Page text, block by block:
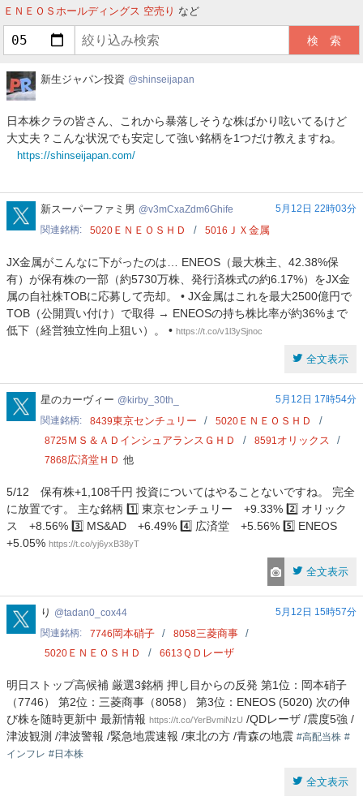
ＥＮＥＯＳホールディングス 空売り など
新
ャ
パ
ン
新生ジャパン投資 shinseijapan
日本株クラの皆さん、これから暴落しそうな株ばかり呟いてるけど
大丈夫？こんな状況でも安定して強い銘柄を1つだけ教えますね。
https://shinseijapan.com/
v3mCxaZdm6Ghife
新スーパーファミ男 v3mCxaZdm6Ghife
5月12日 22時03分
関連銘柄
5020 ＥＮＥＯＳＨＤ 5016 ＪＸ金属
JX金属がこんなに下がったのは… ENEOS（最大株主、42.38%保
有）が保有株の一部（約5730万株、発行済株式の約6.17%）をJX金
属の自社株TOBに応募して売却。 • JX金属はこれを最大2500億円で
TOB（公開買い付け）で取得 → ENEOSの持ち株比率が約36%まで
低下（経営独立性向上狙い）。 • https://t.co/v1l3ySjnoc
全文表示
kirby_30th_
星のカーヴィー kirby_30th_
5月12日 17時54分
関連銘柄
8439東京センチュリー 5020 ＥＮＥＯＳＨＤ
8725ＭＳ＆ＡＤインシュアランスＧＨＤ 8591オリックス
7868広済堂ＨＤ 他
5/12 保有株+1,108千円 投資についてはやることないですね。 完全
に放置です。 主な銘柄 1️⃣ 東京センチュリー +9.33% 2️⃣ オリック
ス +8.56% 3️⃣ MS&AD +6.49% 4️⃣ 広済堂 +5.56% 5️⃣ ENEOS
+5.05% https://t.co/yj6yxB38yT
全文表示
tadan0_cox44
り tadan0_cox44
5月12日 15時57分
関連銘柄
7746 岡本硝子 8058三菱商事
5020 ＥＮＥＯＳＨＤ 6613 ＱＤレーザ
明日ストップ高候補 厳選3銘柄 押し目からの反発 第1位：岡本硝子
（7746） 第2位：三菱商事（8058） 第3位：ENEOS (5020) 次の伸
び株を随時更新中 最新情報 https://t.co/YerBvmiNzU /QDレーザ /震度5強 /
津波観測 /津波警報 /緊急地震速報 /東北の方 /青森の地震 #高配当株 #
インフレ #日本株
全文表示